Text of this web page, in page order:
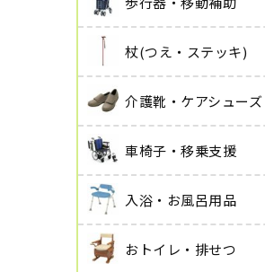
杖(つえ・ステッキ)
介護靴・ケアシューズ
車椅子・移乗支援
入浴・お風呂用品
おトイレ・排せつ